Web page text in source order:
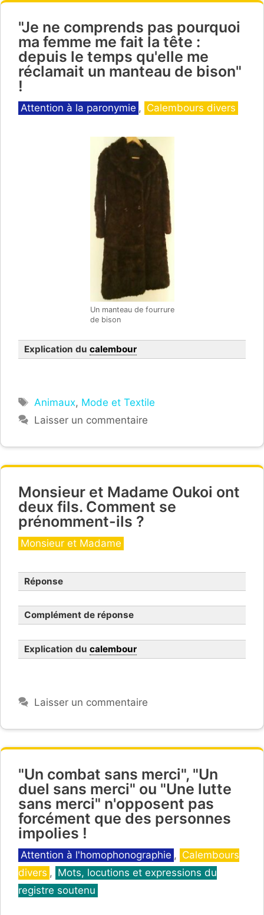
"Je ne comprends pas pourquoi
ma femme me fait la tête :
depuis le temps qu'elle me
réclamait un manteau de bison"
!
Catégories
Attention à la paronymie , Calembours divers
Un manteau de fourrure
de bison
Explication du calembour
Étiquettes
Animaux, Mode et Textile
Laisser un commentaire
Monsieur et Madame Oukoi ont
deux fils. Comment se
prénomment-ils ?
Catégories
Monsieur et Madame
Réponse
Complément de réponse
Explication du calembour
Laisser un commentaire
"Un combat sans merci", "Un
duel sans merci" ou "Une lutte
sans merci" n'opposent pas
forcément que des personnes
impolies !
Catégories
Attention à l'homophonographie , Calembours
divers , Mots, locutions et expressions du
registre soutenu